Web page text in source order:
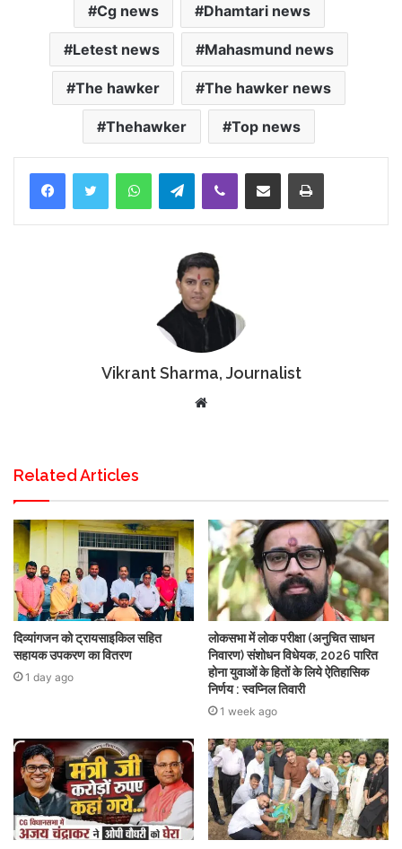
Cg news Dhamtari news
Letest news Mahasmund news
The hawker The hawker news
Thehawker Top news
FacebookTwitterWhatsAppTelegramViber Share via Email Print
Vikrant Sharma, Journalist
Website
Related Articles
दिव्यांगजन को ट्रायसाइकिल सहित
सहायक उपकरण का वितरण
1 day ago
लोकसभा में लोक परीक्षा (अनुचित साधन
निवारण) संशोधन विधेयक, 2026 पारित
होना युवाओं के हितों के लिये ऐतिहासिक
निर्णय : स्वप्निल तिवारी
1 week ago